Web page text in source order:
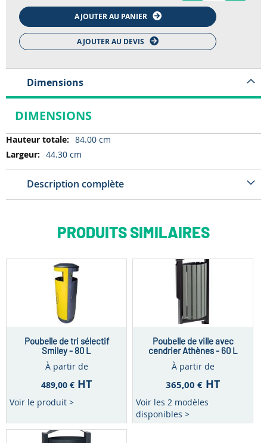
AJOUTER AU PANIER
AJOUTER AU DEVIS
Dimensions
DIMENSIONS
Dimensions
84.00 cm
44.30 cm
Description complète
PRODUITS SIMILAIRES
Poubelle de tri sélectif
Smiley - 80 L
À partir de
489,00 € HT
Voir le produit >
Poubelle de ville avec
cendrier Athènes - 60 L
À partir de
365,00 € HT
Voir les 2 modèles
disponibles >